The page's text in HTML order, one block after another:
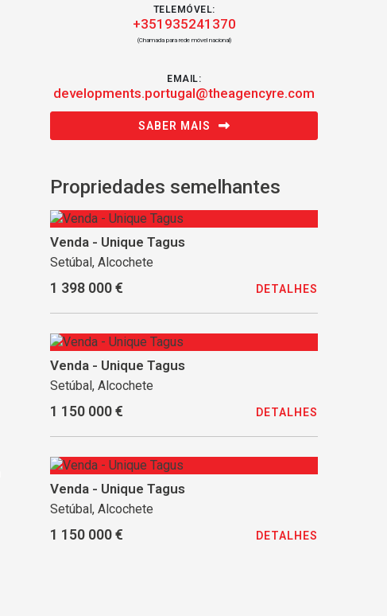
TELEMÓVEL:
+351935241370
(Chamada para rede móvel nacional)
EMAIL:
developments.portugal@theagencyre.com
SABER MAIS
Propriedades semelhantes
Venda - Unique Tagus
Setúbal, Alcochete
1 398 000 € DETALHES
Venda - Unique Tagus
Setúbal, Alcochete
1 150 000 € DETALHES
Venda - Unique Tagus
Setúbal, Alcochete
1 150 000 € DETALHES